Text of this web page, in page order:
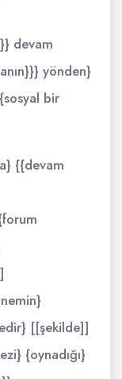
devam
yönden}
bir
{{devam
[[şekilde]]
{oynadığı}